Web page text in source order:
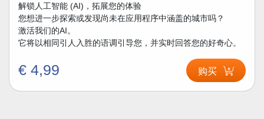
解锁人工智能 (AI)，拓展您的体验
您想进一步探索或发现尚未在应用程序中涵盖的城市吗？
激活我们的AI。
它将以相同引人入胜的语调引导您，并实时回答您的好奇心。
€ 4,99 购买